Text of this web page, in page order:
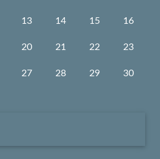
13 14 15 16
20 21 22 23
27 28 29 30